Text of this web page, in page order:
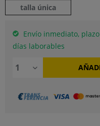
talla única
Envío inmediato,
días laborables